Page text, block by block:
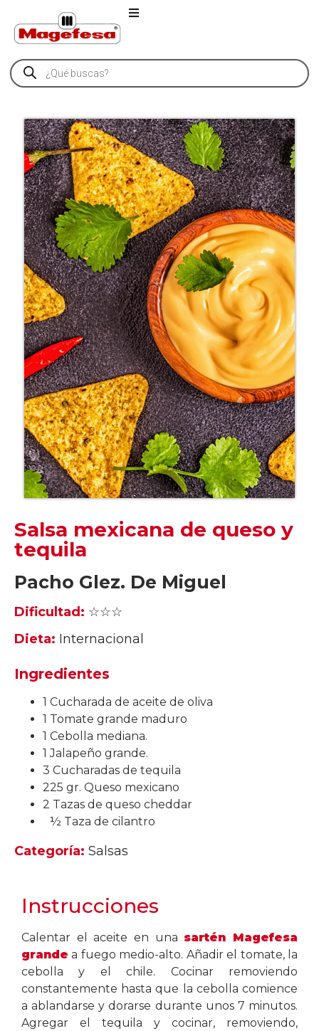
Salsa mexicana de queso y
tequila
Pacho Glez. De Miguel
Dificultad: ☆☆☆
Dieta: Internacional
Ingredientes
1 Cucharada de aceite de oliva
1 Tomate grande maduro
1 Cebolla mediana.
1 Jalapeño grande.
3 Cucharadas de tequila
225 gr. Queso mexicano
2 Tazas de queso cheddar
½ Taza de cilantro
Categoría: Salsas
Instrucciones
Calentar el aceite en una sartén Magefesa
grande a fuego medio-alto. Añadir el tomate, la
cebolla y el chile. Cocinar removiendo
constantemente hasta que la cebolla comience
a ablandarse y dorarse durante unos 7 minutos.
Agregar el tequila y cocinar, removiendo,